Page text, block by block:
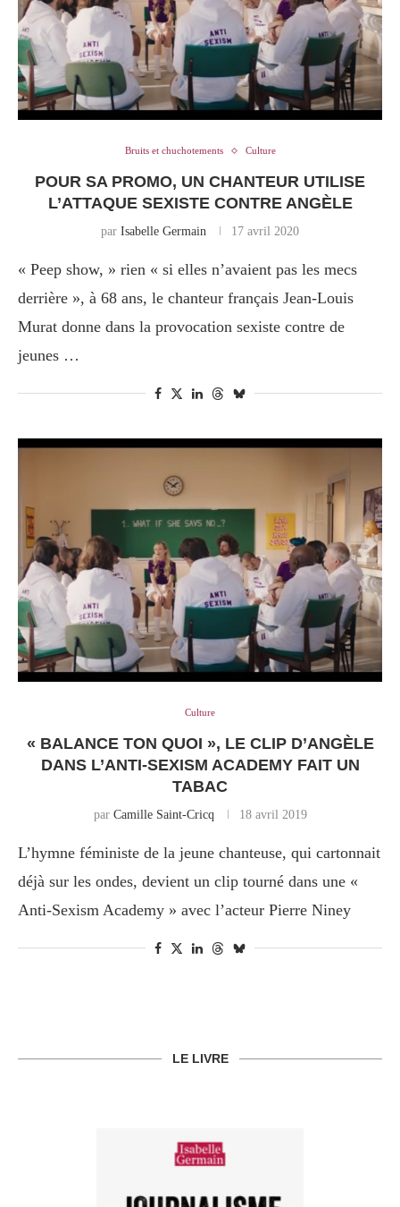
Bruits et chuchotements Culture
POUR SA PROMO, UN CHANTEUR UTILISE
L’ATTAQUE SEXISTE CONTRE ANGÈLE
par Isabelle Germain 17 avril 2020
« Peep show, » rien « si elles n’avaient pas les mecs
derrière », à 68 ans, le chanteur français Jean-Louis
Murat donne dans la provocation sexiste contre de
jeunes …
Culture
« BALANCE TON QUOI », LE CLIP D’ANGÈLE
DANS L’ANTI-SEXISM ACADEMY FAIT UN
TABAC
par Camille Saint-Cricq 18 avril 2019
L’hymne féministe de la jeune chanteuse, qui cartonnait
déjà sur les ondes, devient un clip tourné dans une «
Anti-Sexism Academy » avec l’acteur Pierre Niney
LE LIVRE